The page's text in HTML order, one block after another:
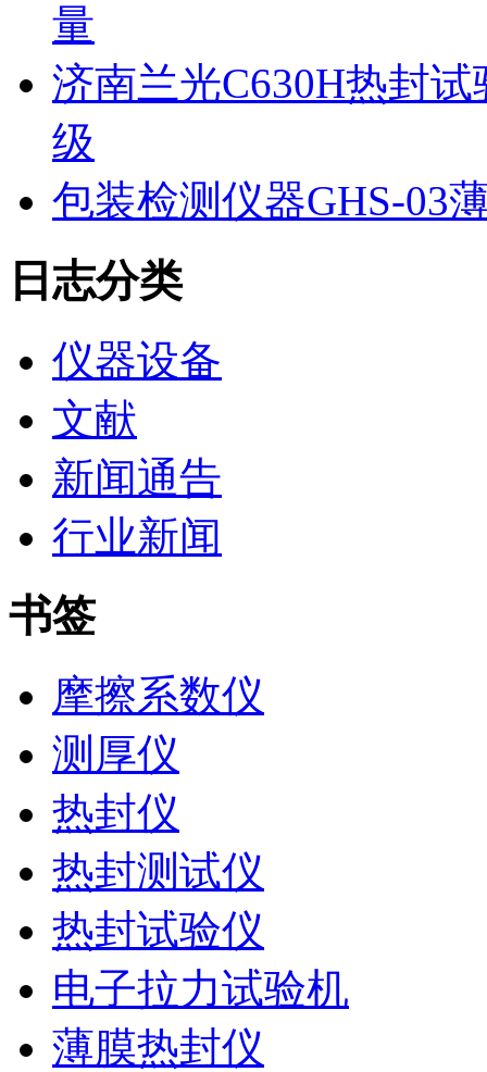
量
济南兰光C630H热封
级
包装检测仪器GHS-03
日志分类
仪器设备
文献
新闻通告
行业新闻
书签
摩擦系数仪
测厚仪
热封仪
热封测试仪
热封试验仪
电子拉力试验机
薄膜热封仪